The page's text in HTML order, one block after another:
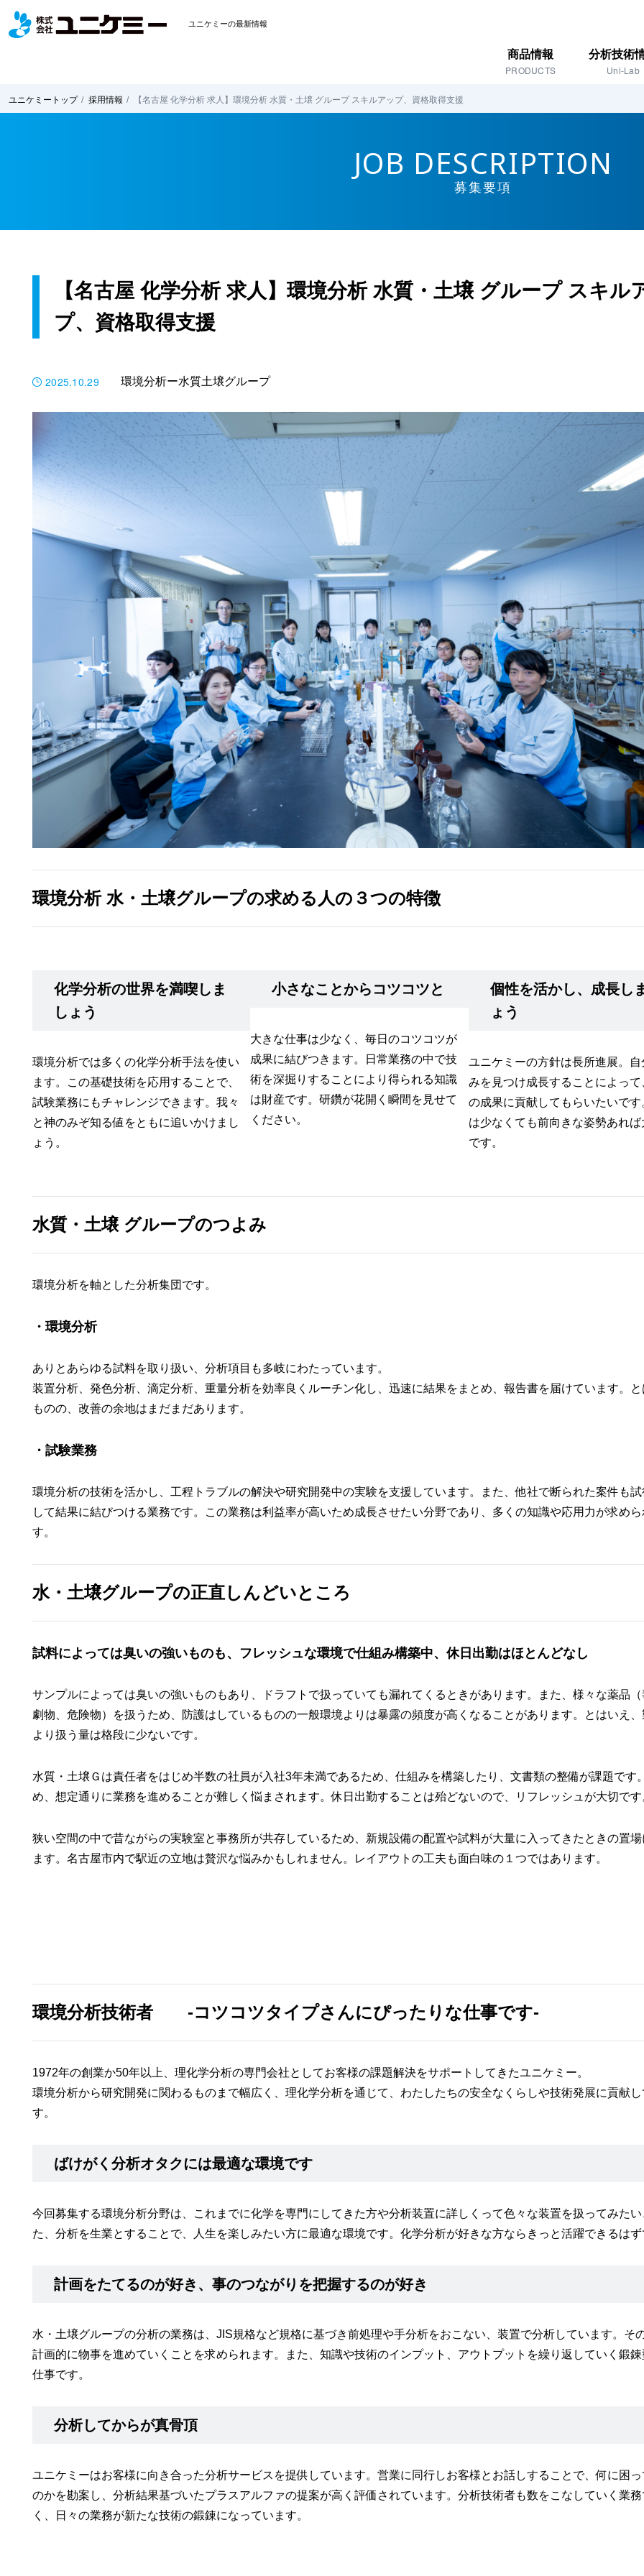
ユニケミーの最新情報
商品情報
PRODUCTS
分析技術
Uni-Lab
ユニケミー トップ 採用情報 【名古屋 化学分析 求人】環境分析 水質・土壌 グループ スキルアップ、資格取得支援
JOB DESCRIPTION
募集要項
【名古屋 化学分析 求人】環境分析 水質・土壌 グループ スキル
プ、資格取得支援
2025.10.29 環境分析ー水質土壌グループ
環境分析 水・土壌グループの求める人の３つの特徴
化学分析の世界を満喫しま
しょう
環境分析では多くの化学分析手法を使い
ます。この基礎技術を応用することで、
試験業務にもチャレンジできます。我々
と神のみぞ知る値をともに追いかけまし
ょう。
小さなことからコツコツと
大きな仕事は少なく、毎日のコツコツが
成果に結びつきます。日常業務の中で技
術を深掘りすることにより得られる知識
は財産です。研鑽が花開く瞬間を見せて
ください。
個性を活かし、成長し
ょう
ユニケミーの方針は長所進展。自
みを見つけ成長することによって
の成果に貢献してもらいたいです
は少なくても前向きな姿勢あれば
です。
水質・土壌 グループのつよみ
環境分析を軸とした分析集団です。
・環境分析
ありとあらゆる試料を取り扱い、分析項目も多岐にわたっています。
装置分析、発色分析、滴定分析、重量分析を効率良くルーチン化し、迅速に結果をまとめ、報告書を届けています。と
ものの、改善の余地はまだまだあります。
・試験業務
環境分析の技術を活かし、工程トラブルの解決や研究開発中の実験を支援しています。また、他社で断られた案件も試
して結果に結びつける業務です。この業務は利益率が高いため成長させたい分野であり、多くの知識や応用力が求めら
す。
水・土壌グループの正直しんどいところ
試料によっては臭いの強いものも、フレッシュな環境で仕組み構築中、休日出勤はほとんどなし
サンプルによっては臭いの強いものもあり、ドラフトで扱っていても漏れてくるときがあります。また、様々な薬品（
劇物、危険物）を扱うため、防護はしているものの一般環境よりは暴露の頻度が高くなることがあります。とはいえ、
より扱う量は格段に少ないです。
水質・土壌Ｇは責任者をはじめ半数の社員が入社3年未満であるため、仕組みを構築したり、文書類の整備が課題です
め、想定通りに業務を進めることが難しく悩まされます。休日出勤することは殆どないので、リフレッシュが大切です
狭い空間の中で昔ながらの実験室と事務所が共存しているため、新規設備の配置や試料が大量に入ってきたときの置場
ます。名古屋市内で駅近の立地は贅沢な悩みかもしれません。レイアウトの工夫も面白味の１つではあります。
環境分析技術者 -コツコツタイプさんにぴったりな仕事です-
1972年の創業か50年以上、理化学分析の専門会社としてお客様の課題解決をサポートしてきたユニケミー。
環境分析から研究開発に関わるものまで幅広く、理化学分析を通じて、わたしたちの安全なくらしや技術発展に貢献し
す。
ばけがく 分析オタクには最適な環境です
今回募集する環境分析分野は、これまでに化学を専門にしてきた方や分析装置に詳しくって色々な装置を扱ってみたい
た、分析を生業とすることで、人生を楽しみたい方に最適な環境です。化学分析が好きな方ならきっと活躍できるはず
計画をたてるのが好き、事のつながりを把握するのが好き
水・土壌グループの分析の業務は、JIS規格など規格に基づき前処理や手分析をおこない、装置で分析しています。その
計画的に物事を進めていくことを求められます。また、知識や技術のインプット、アウトプットを繰り返していく鍛錬
仕事です。
分析してからが真骨頂
ユニケミーはお客様に向き合った分析サービスを提供しています。営業に同行しお客様とお話しすることで、何に困っ
のかを勘案し、分析結果基づいたプラスアルファの提案が高く評価されています。分析技術者も数をこなしていく業務
く、日々の業務が新たな技術の鍛錬になっています。